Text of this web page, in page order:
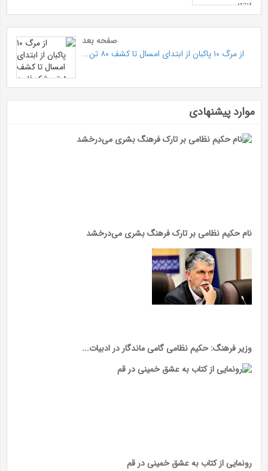
صفحه بعد
از مرگ ۱۰ پاکبان از ابتدای امسال تا کشف ۸۰ تن...
موارد پیشنهادی
نام حکیم نظامی بر تارک فرهنگ بشری می‌درخشد
وزیر فرهنگ: حکیم نظامی گامی ماندگار در ادبیات...
رونمایی از کتاب به عشق خمینی در قم